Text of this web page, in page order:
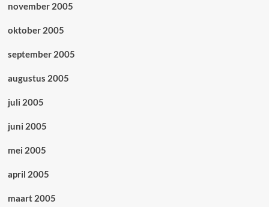
november 2005
oktober 2005
september 2005
augustus 2005
juli 2005
juni 2005
mei 2005
april 2005
maart 2005